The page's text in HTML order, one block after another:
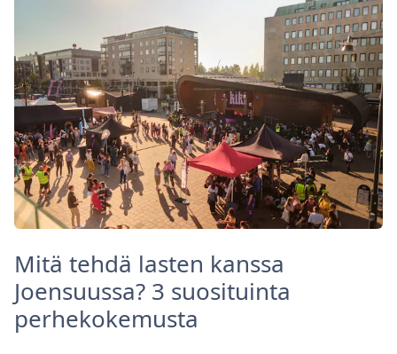
Mitä tehdä lasten kanssa
Joensuussa? 3 suosituinta
perhekokemusta